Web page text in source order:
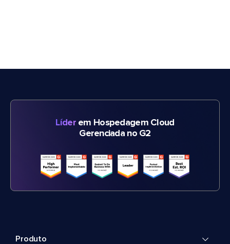
Líderem Hospedagem Cloud
Gerenciada no G2
Produto